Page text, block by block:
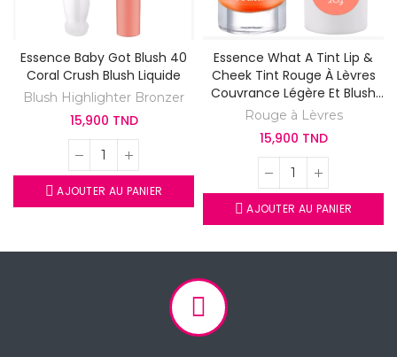
Essence Baby Got Blush 40
Coral Crush Blush Liquide
Blush Highlighter Bronzer
15,900 TND
AJOUTER AU PANIER
Essence What A Tint Lip &
Cheek Tint Rouge À Lèvres
Couvrance Légère Et Blush
2en1 03 Peachy Vibes
Rouge à Lèvres
15,900 TND
AJOUTER AU PANIER